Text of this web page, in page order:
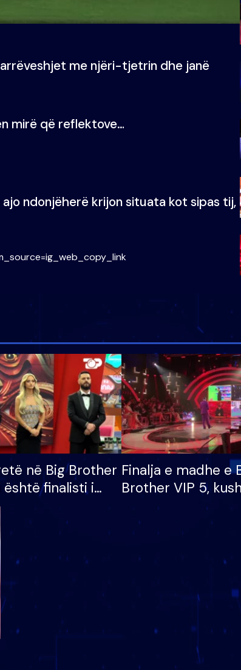
me njëri-tjetrin dhe janë
mirë që reflektove…
ndonjëherë krijon situata kot sipas tij,
në Big Brother
është finalisti i
lë shtëpinë
Finalja e madhe e
Brother VIP 5,
banori i parë që
dhe humb
të fituar çmimin e